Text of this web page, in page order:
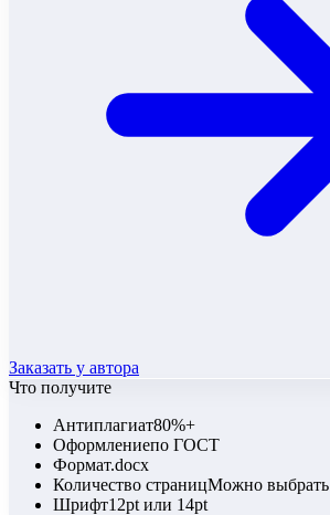
Заказать у автора
Что получите
Антиплагиат80%+
Оформлениепо ГОСТ
Формат.docx
Количество страницМожно выбрать
Шрифт12pt или 14pt